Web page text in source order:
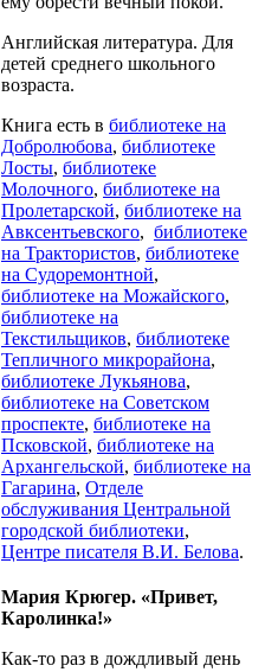
Английская литература. Для
детей среднего школьного
возраста.
Книга есть в библиотеке на
Добролюбова, библиотеке
Лосты, библиотеке
Молочного, библиотеке на
Пролетарской, библиотеке на
Авксентьевского, библиотеке
на Трактористов, библиотеке
на Судоремонтной,
библиотеке на Можайского,
библиотеке на
Текстильщиков, библиотеке
Тепличного микрорайона,
библиотеке Лукьянова,
библиотеке на Советском
проспекте, библиотеке на
Псковской, библиотеке на
Архангельской, библиотеке на
Гагарина, Отделе
обслуживания Центральной
городской библиотеки,
Центре писателя В.И. Белова.
Мария Крюгер. «Привет,
Каролинка!»
Как-то раз в дождливый день